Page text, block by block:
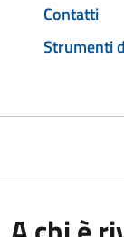
Contatti
Strumenti